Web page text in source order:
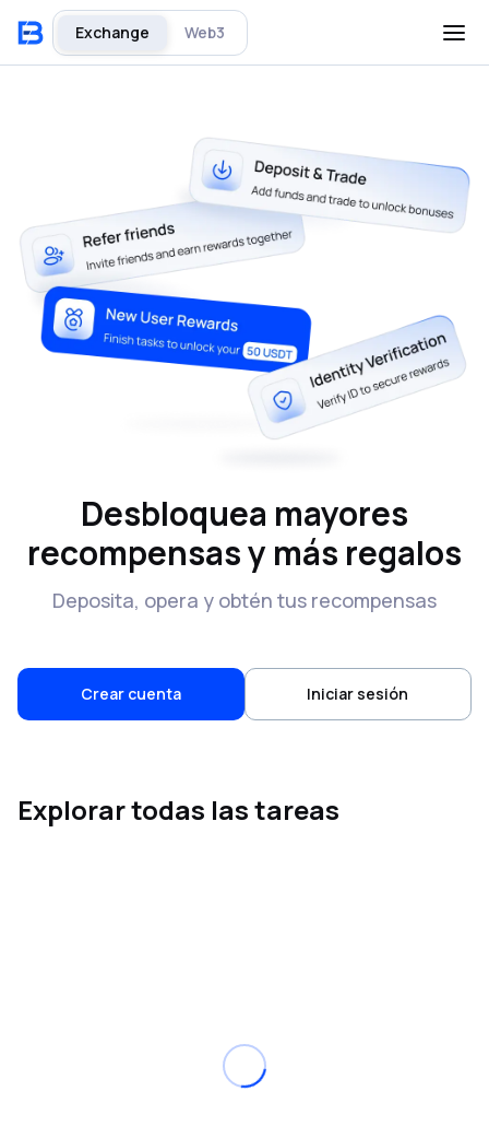
Exchange Web3
Desbloquea mayores
recompensas y más regalos
Deposita, opera y obtén tus recompensas
Crear cuenta Iniciar sesión
Explorar todas las tareas